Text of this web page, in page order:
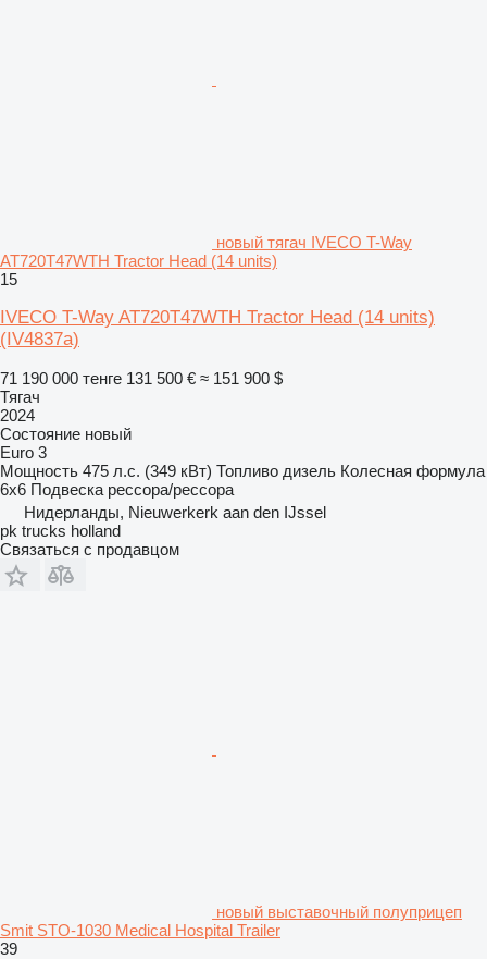
новый тягач IVECO T-Way
AT720T47WTH Tractor Head (14 units)
15
IVECO T-Way AT720T47WTH Tractor Head (14 units)
(IV4837a)
71 190 000 тенге 131 500 € ≈ 151 900 $
Тягач
2024
Состояние новый
Euro 3
Мощность 475 л.с. (349 кВт) Топливо дизель Колесная формула
6x6 Подвеска рессора/рессора
Нидерланды, Nieuwerkerk aan den IJssel
pk trucks holland
Связаться с продавцом
новый выставочный полуприцеп
Smit STO-1030 Medical Hospital Trailer
39